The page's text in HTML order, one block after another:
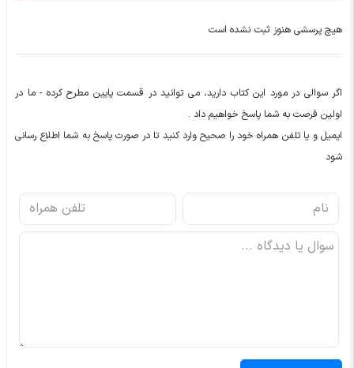
هیچ پرسشی هنوز ثبت نشده است
اگر سوالی در مورد این کتاب دارید، می توانید در قسمت پایین مطرح کرده - ما در
اولین فرصت به شما پاسخ خواهیم داد .
ایمیل و یا تلفن همراه خود را صحیح وارد کنید تا در صورت پاسخ به شما اطلاع رسانی
شود